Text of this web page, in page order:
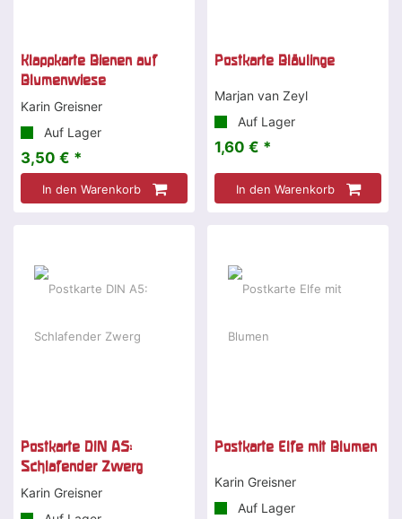
Klappkarte Bienen auf
Blumenwiese
Karin Greisner
Auf Lager
3,50 € *
In den Warenkorb
Postkarte Bläulinge
Marjan van Zeyl
Auf Lager
1,60 € *
In den Warenkorb
Postkarte DIN A5:
Schlafender Zwerg
Karin Greisner
Postkarte Elfe mit Blumen
Karin Greisner
Auf Lager